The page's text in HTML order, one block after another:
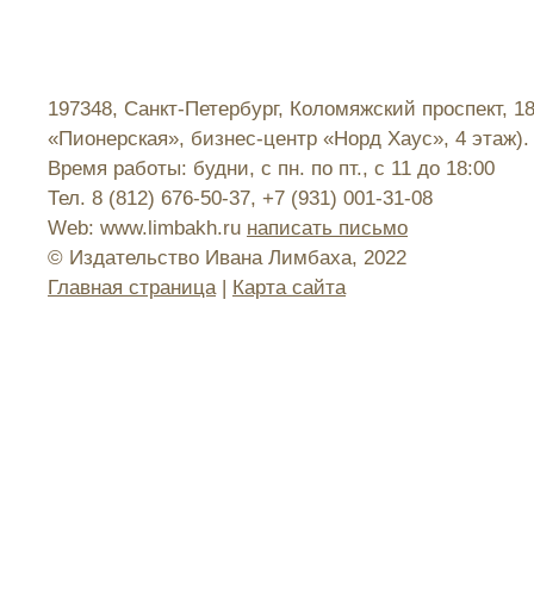
197348, Санкт-Петербург, Коломяжский
«Пионерская», бизнес-центр «Норд Хаус», 4 этаж).
Время работы: будни, с пн. по пт., с 11 до 18:00
Тел. 8 (812) 676-50-37, +7 (931) 001-31-08
Web: www.limbakh.ru написать письмо
© Издательство Ивана Лимбаха, 2022
Главная страница| Карта сайта